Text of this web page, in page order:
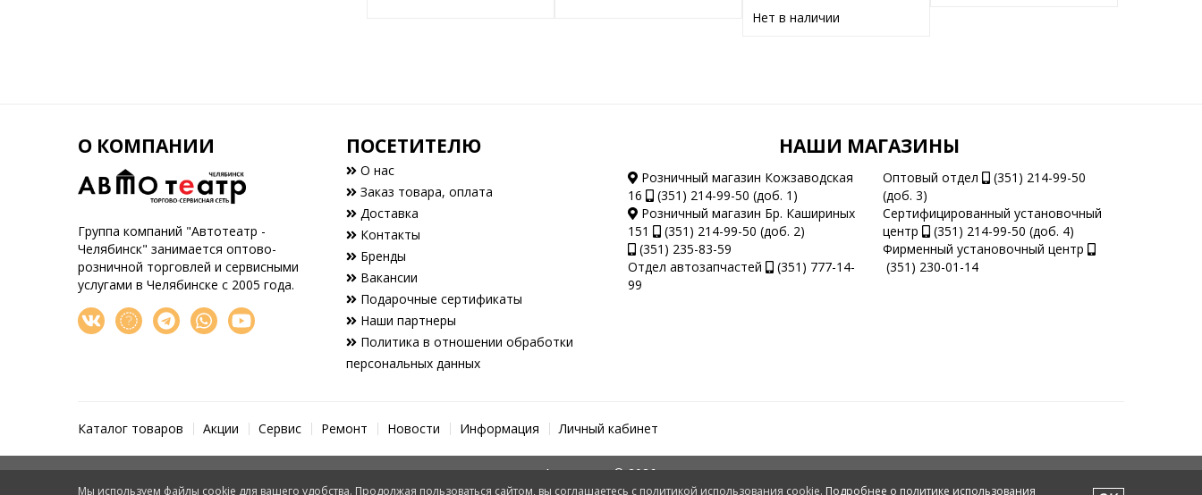
Нет в наличии
О КОМПАНИИ
Группа компаний "Автотеатр -
Челябинск" занимается оптово-
розничной торговлей и сервисными
услугами в Челябинске с 2005 года.
ПОСЕТИТЕЛЮ
О нас
Заказ товара, оплата
Доставка
Контакты
Бренды
Вакансии
Подарочные сертификаты
Наши партнеры
Политика в отношении обработки
персональных данных
НАШИ МАГАЗИНЫ
Розничный магазин Кожзаводская
16
(351) 214-99-50 (доб. 1)
Розничный магазин Бр. Кашириных
151
(351) 214-99-50 (доб. 2)
(351) 235-83-59
Отдел автозапчастей
(351) 777-14-
99
Оптовый отдел
(351) 214-99-50
(доб. 3)
Сертифицированный установочный
центр
(351) 214-99-50 (доб. 4)
Фирменный установочный центр
(351) 230-01-14
Каталог товаров Акции Сервис Ремонт Новости Информация Личный кабинет
Мы используем файлы cookie для вашего удобства. Продолжая пользоваться сайтом, вы соглашаетесь с политикой использования cookie. Подробнее о политике использования
Автотеатр © 2026.